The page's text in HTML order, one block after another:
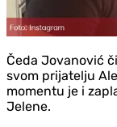
Čeda Jovanović
svom prijatelju
momentu je i
Jelene.